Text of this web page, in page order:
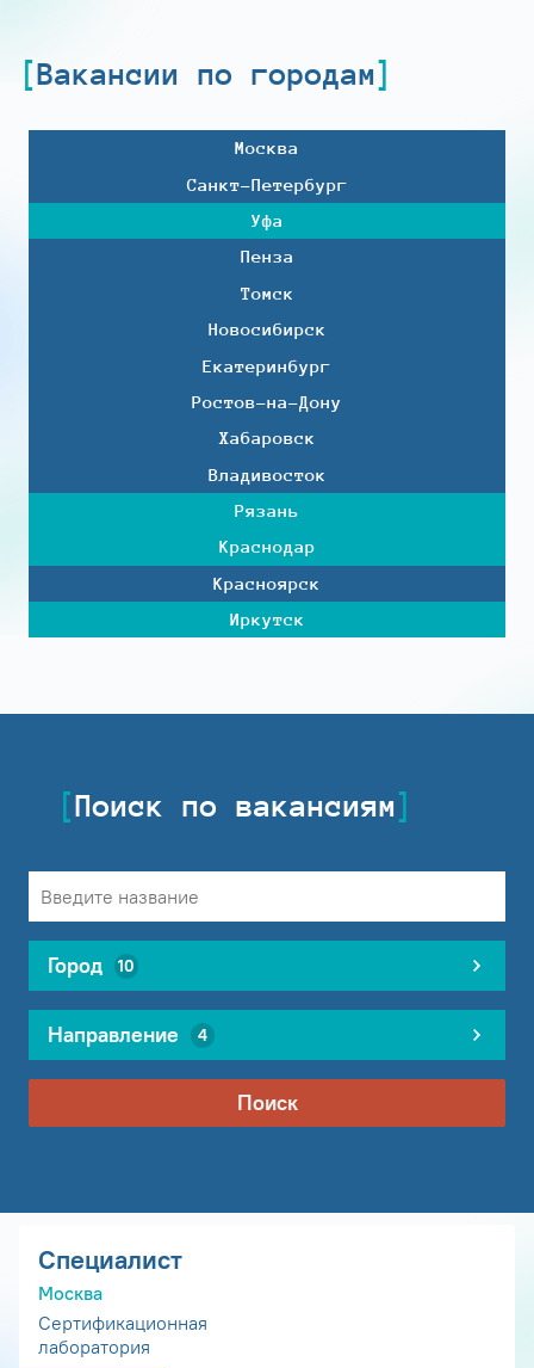
Вакансии по городам
Москва
Санкт-Петербург
Уфа
Пенза
Томск
Новосибирск
Екатеринбург
Ростов-на-Дону
Хабаровск
Владивосток
Рязань
Краснодар
Красноярск
Иркутск
Поиск по вакансиям
Город 10
Направление 4
Поиск
Специалист
Москва
Сертификационная
лаборатория